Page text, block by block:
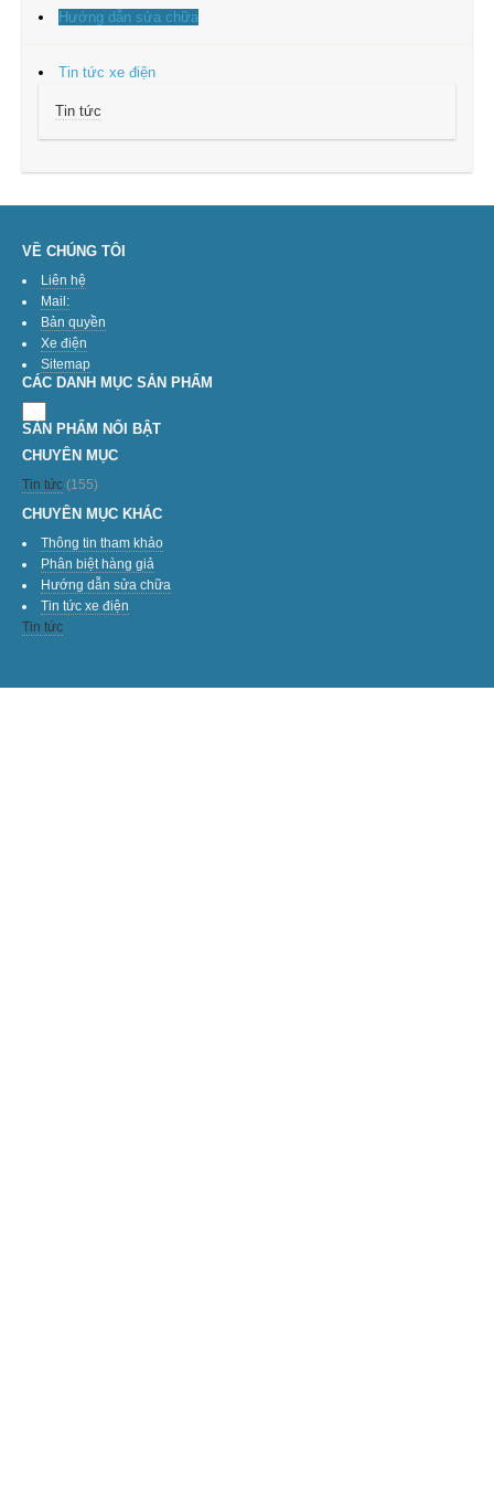
Hướng dẫn sửa chữa
Tin tức xe điện
Tin tức
VỀ CHÚNG TÔI
Liên hệ
Mail:
Bản quyền
Xe điện
Sitemap
CÁC DANH MỤC SẢN PHẨM
SẢN PHẨM NỔI BẬT
CHUYÊN MỤC
Tin tức (155)
CHUYÊN MỤC KHÁC
Thông tin tham khảo
Phân biệt hàng giả
Hướng dẫn sửa chữa
Tin tức xe điện
Tin tức